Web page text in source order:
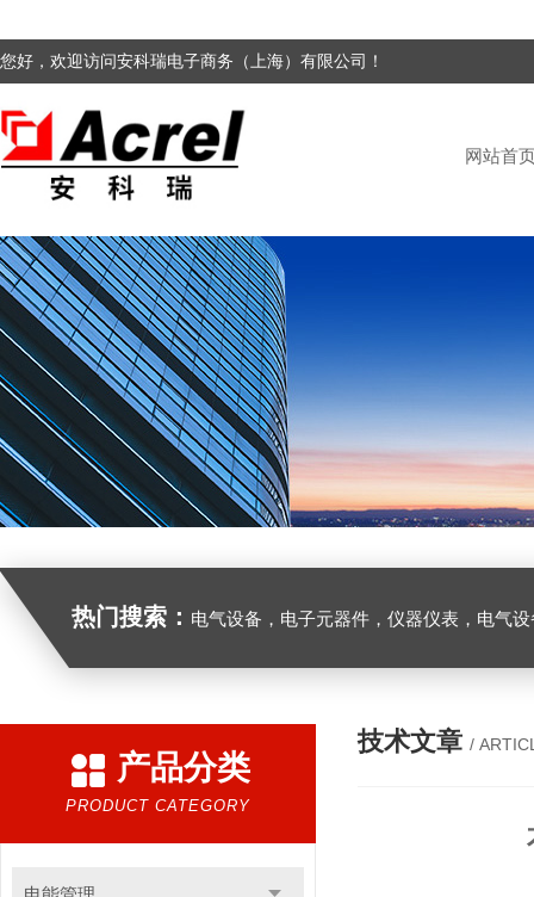
您好，欢迎访问安科瑞电子商务（上海）有限公司！
网站首
热门搜索： 电气设备，电子元器件，仪器仪表，电气
产品分类
PRODUCT CATEGORY
技术文章 /